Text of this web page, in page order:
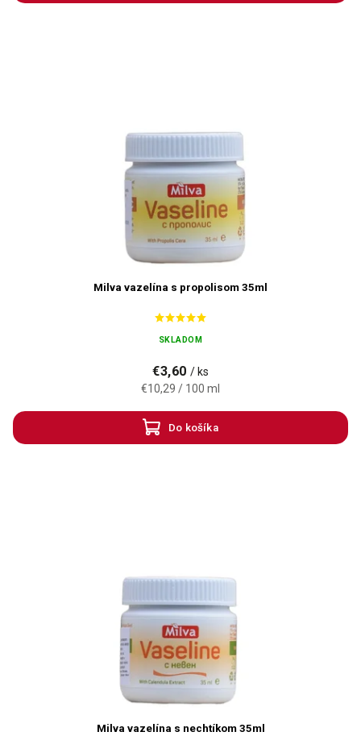
Milva vazelína s propolisom 35ml
SKLADOM
€3,60 / ks
€10,29 / 100 ml
Do košíka
Milva vazelína s nechtíkom 35ml